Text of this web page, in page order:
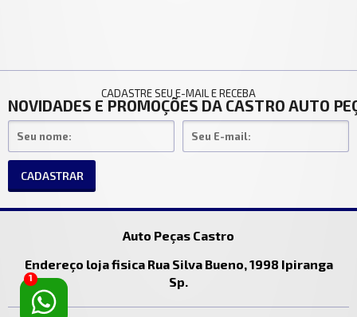
CADASTRE SEU E-MAIL E RECEBA
NOVIDADES E PROMOÇÕES DA CASTRO AUTO
CADASTRAR
Auto Peças Castro
Endereço loja fisica Rua Silva Bueno, 1998 Ipiranga
Sp.
1